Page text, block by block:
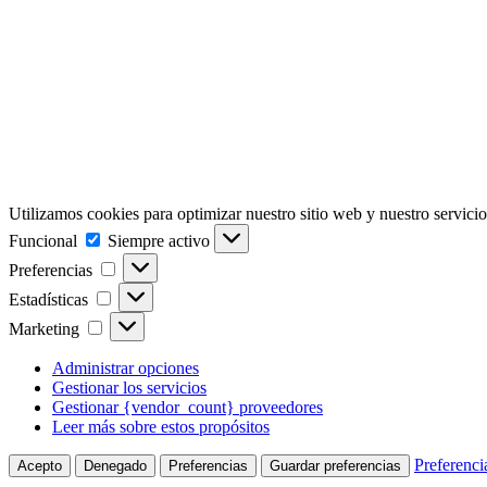
Utilizamos cookies para optimizar nuestro sitio web y nuestro
Funcional
Funcional
Siempre activo
Preferencias
Preferencias
Estadísticas Estadísticas
Marketing Marketing
Administrar opciones
Gestionar los servicios
Gestionar {vendor_count} proveedores
Leer más sobre estos propósitos
Acepto Denegado Preferencias Guardar preferencias